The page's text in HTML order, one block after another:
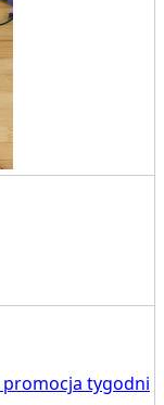
promocja tygodni